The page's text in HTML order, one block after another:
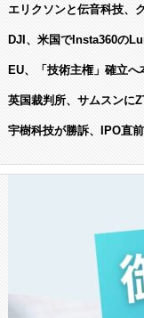
エリクソンと伝音科技、
DJI、米国でInsta360の
EU、「技術主権」確立
英国裁判所、サムスンに
宇樹科技が勝訴、IPO直